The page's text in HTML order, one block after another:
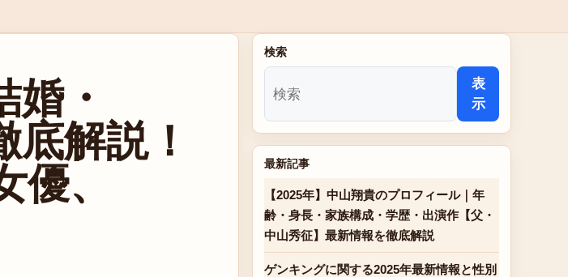
婚・
解説！
優、
検索
表
示
最新記事
【2025年】中山翔貴のプロフィール｜年
齢・身長・家族構成・学歴・出演作【父・
中山秀征】最新情報を徹底解説
ゲンキングに関する2025年最新情報と性別